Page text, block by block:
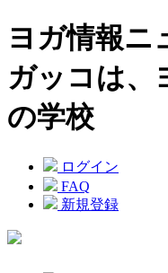
ヨガ情報ニ
ガッコは、
の学校
ログイン
FAQ
新規登録